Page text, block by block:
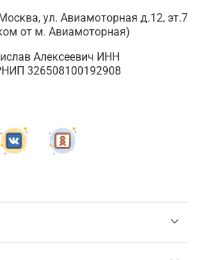
ул. Авиамоторная д.12, эт.7
от м. Авиамоторная)
Алексеевич ИНН
326508100192908